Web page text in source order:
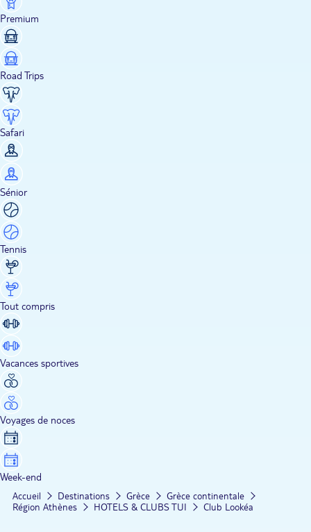
Premium
Road Trips
Safari
Sénior
Tennis
Tout compris
Vacances sportives
Voyages de noces
Week-end
Accueil Destinations Grèce
Grèce continentale
Région Athènes
HOTELS & CLUBS TUI Club Lookéa